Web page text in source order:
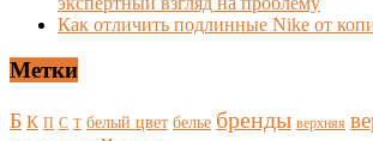
Как отличить подлинные Nike от
Метки
Б К П С Т белый цвет белье бренды верхняя